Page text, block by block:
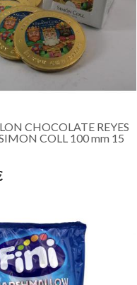
CHOCOLATE REYES
COLL 100 mm 15